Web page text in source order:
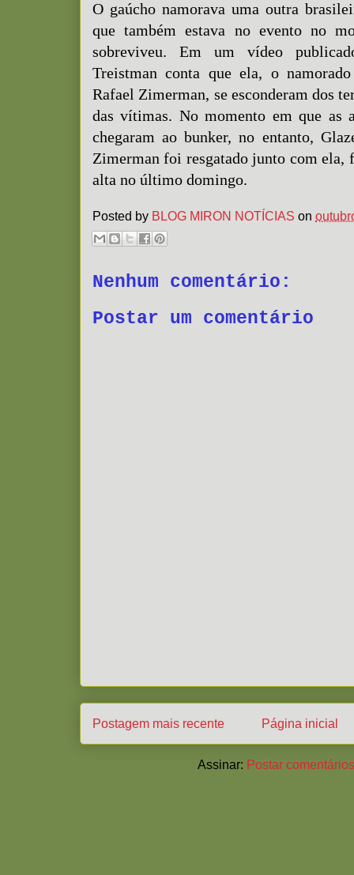
O gaúcho namorava uma outra
que também estava no evento no
sobreviveu. Em um vídeo
Treistman conta que ela, o
Rafael Zimerman, se esconderam dos
das vítimas. No momento em que as
chegaram ao bunker, no entanto,
Zimerman foi resgatado junto com ela,
alta no último domingo.
Posted by BLOG MIRON NOTÍCIAS on
Nenhum comentário:
Postar um comentário
Postagem mais recente Página inicial
Assinar: Postar